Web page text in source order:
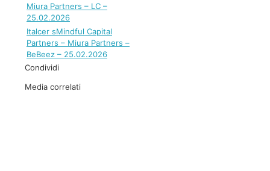
Miura Partners – LC –
25.02.2026
Italcer sMindful Capital
Partners – Miura Partners –
BeBeez – 25.02.2026
Condividi
Media correlati